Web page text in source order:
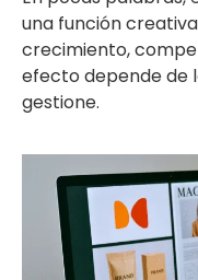
una función
crecimiento,
efecto depende de
gestione.